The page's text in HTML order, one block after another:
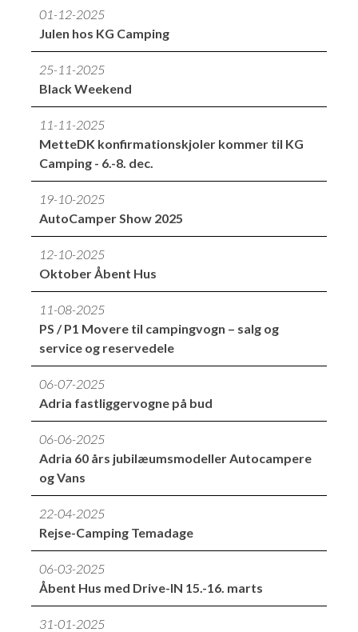
01-12-2025
Julen hos KG Camping
25-11-2025
Black Weekend
11-11-2025
MetteDK konfirmationskjoler kommer til KG
Camping - 6.-8. dec.
19-10-2025
AutoCamper Show 2025
12-10-2025
Oktober Åbent Hus
11-08-2025
PS / P1 Movere til campingvogn – salg og
service og reservedele
06-07-2025
Adria fastliggervogne på bud
06-06-2025
Adria 60 års jubilæumsmodeller Autocampere
og Vans
22-04-2025
Rejse-Camping Temadage
06-03-2025
Åbent Hus med Drive-IN 15.-16. marts
31-01-2025